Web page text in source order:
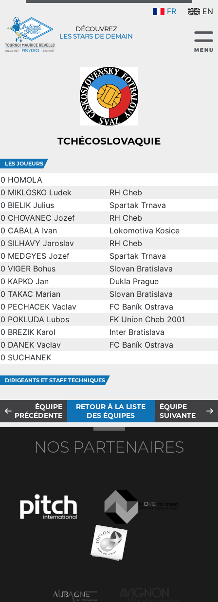
FR EN
DÉCOUVREZ
LES STARS DE DEMAIN
TCHÉCOSLOVAQUIE
LES JOUEURS
0 HOMOLA
0 MIKLOSKO Ludek
RH Cheb
0 BIELIK Julius
Spartak Trnava
0 CHOVANEC Jozef
RH Cheb
0 CABALA Ivan
Lokomotiva Kosice
0 SILHAVY Jaroslav
RH Cheb
0 MEDGYES Jozef
Spartak Trnava
0 VIGER Bohus
Slovan Bratislava
0 KAPKO Jan
Dukla Prague
0 TAKAC Marian
Slovan Bratislava
0 PECHACEK Vaclav
FC Baník Ostrava
0 POKLUDA Lubos
FK Union Cheb 2001
0 BREZIK Karol
Inter Bratislava
0 DANEK Vaclav
FC Baník Ostrava
0 SUCHANEK
DIRIGEANTS ET STAFF TECHNIQUES
ÉQUIPE
PRÉCÉDENTE
RETOUR À LA LISTE
DES ÉQUIPES
ÉQUIPE
SUIVANTE
NOS PARTENAIRES